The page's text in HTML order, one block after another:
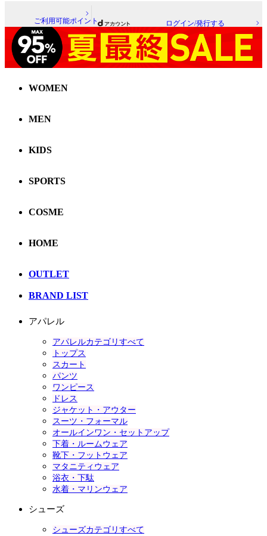
ご利用可能ポイント ログイン/発行する
WOMEN
MEN
KIDS
SPORTS
COSME
HOME
OUTLET
BRAND LIST
アパレル
アパレルカテゴリすべて
トップス
スカート
パンツ
ワンピース
ドレス
ジャケット・アウター
スーツ・フォーマル
オールインワン・セットアップ
下着・ルームウェア
靴下・フットウェア
マタニティウェア
浴衣・下駄
水着・マリンウェア
シューズ
シューズカテゴリすべて